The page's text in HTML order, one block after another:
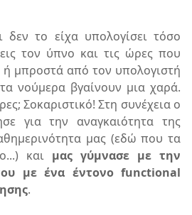
δεν το είχα υπολογίσει τόσο
τον ύπνο και τις ώρες που
ή μπροστά από τον υπολογιστή
νούμερα βγαίνουν μια χαρά.
Σοκαριστικό! Στη συνέχεια ο
για την αναγκαιότητα της
μας (εδώ που τα
και μας γύμνασε με την
με ένα έντονο functional
.